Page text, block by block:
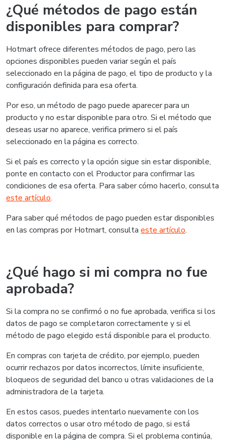
¿Qué métodos de pago están
disponibles para comprar?
Hotmart ofrece diferentes métodos de pago, pero las
opciones disponibles pueden variar según el país
seleccionado en la página de pago, el tipo de producto y la
configuración definida para esa oferta.
Por eso, un método de pago puede aparecer para un
producto y no estar disponible para otro. Si el método que
deseas usar no aparece, verifica primero si el país
seleccionado en la página es correcto.
Si el país es correcto y la opción sigue sin estar disponible,
ponte en contacto con el Productor para confirmar las
condiciones de esa oferta. Para saber cómo hacerlo, consulta
este artículo.
Para saber qué métodos de pago pueden estar disponibles
en las compras por Hotmart, consulta este artículo.
¿Qué hago si mi compra no fue
aprobada?
Si la compra no se confirmó o no fue aprobada, verifica si los
datos de pago se completaron correctamente y si el
método de pago elegido está disponible para el producto.
En compras con tarjeta de crédito, por ejemplo, pueden
ocurrir rechazos por datos incorrectos, límite insuficiente,
bloqueos de seguridad del banco u otras validaciones de la
administradora de la tarjeta.
En estos casos, puedes intentarlo nuevamente con los
datos correctos o usar otro método de pago, si está
disponible en la página de compra. Si el problema continúa,